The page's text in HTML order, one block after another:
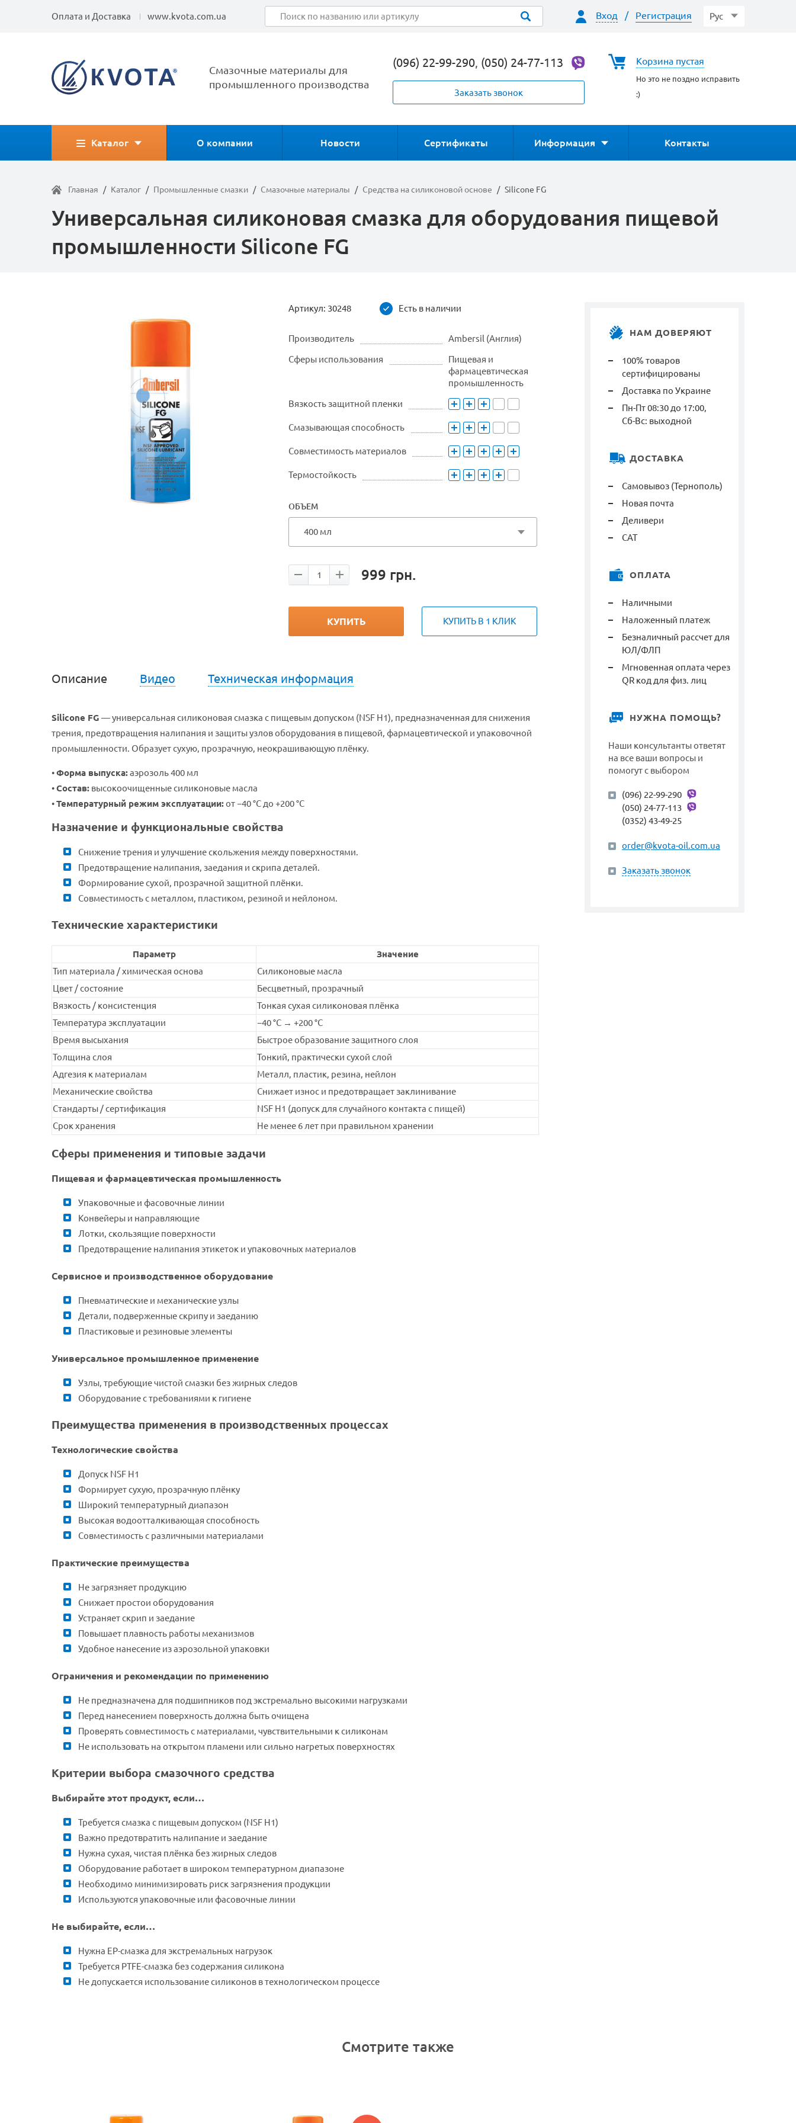
Оплата и Доставка www.kvota.com.ua Рус
Вход / Регистрация
Смазочные материалы для
промышленного производства
Корзина пустая
Но это не поздно исправить
:)
(096) 22-99-290, (050) 24-77-113
Заказать звонок
Каталог О компании Новости Сертификаты Информация Контакты
Главная / Каталог / Промышленные смазки / Смазочные материалы / Средства на силиконовой основе / Silicone FG
Универсальная силиконовая смазка для оборудования пищевой
промышленности Silicone FG
Артикул: 30248 Есть в наличии
Производитель Ambersil (Англия)
Сферы использования
Пищевая и
фармацевтическая
промышленность
Вязкость защитной пленки
Смазывающая способность
Совместимость материалов
Термостойкость
ОБЪЕМ
400 мл
999 грн.
КУПИТЬ КУПИТЬ В 1 КЛИК
Описание Видео Техническая информация
Silicone FG — универсальная силиконовая смазка с пищевым допуском (NSF H1), предназначенная для снижения
трения, предотвращения налипания и защиты узлов оборудования в пищевой, фармацевтической и упаковочной
промышленности. Образует сухую, прозрачную, неокрашивающую плёнку.
•Форма выпуска:аэрозоль 400 мл
•Состав: высокоочищенные силиконовые масла
•Температурный режим эксплуатации:от −40 °C до +200 °C
Назначение и функциональные свойства
Снижение трения и улучшение скольжения между поверхностями.
Предотвращение налипания, заедания и скрипа деталей.
Формирование сухой, прозрачной защитной плёнки.
Совместимость с металлом, пластиком, резиной и нейлоном.
Технические характеристики
Параметр
Значение
Тип материала / химическая основа
Силиконовые масла
Цвет / состояние
Бесцветный, прозрачный
Вязкость / консистенция
Тонкая сухая силиконовая плёнка
Температура эксплуатации
−40 °C → +200 °C
Время высыхания
Быстрое образование защитного слоя
Толщина слоя
Тонкий, практически сухой слой
Адгезия к материалам
Металл, пластик, резина, нейлон
Механические свойства
Снижает износ и предотвращает заклинивание
Стандарты / сертификация
NSF H1 (допуск для случайного контакта с пищей)
Срок хранения
Не менее 6 лет при правильном хранении
Сферы применения и типовые задачи
Пищевая и фармацевтическая промышленность
Упаковочные и фасовочные линии
Конвейеры и направляющие
Лотки, скользящие поверхности
Предотвращение налипания этикеток и упаковочных материалов
Сервисное и производственное оборудование
Пневматические и механические узлы
Детали, подверженные скрипу и заеданию
Пластиковые и резиновые элементы
Универсальное промышленное применение
Узлы, требующие чистой смазки без жирных следов
Оборудование с требованиями к гигиене
Преимущества применения в производственных процессах
Технологические свойства
Допуск NSF H1
Формирует сухую, прозрачную плёнку
Широкий температурный диапазон
Высокая водоотталкивающая способность
Совместимость с различными материалами
Практические преимущества
Не загрязняет продукцию
Снижает простои оборудования
Устраняет скрип и заедание
Повышает плавность работы механизмов
Удобное нанесение из аэрозольной упаковки
Ограничения и рекомендации по применению
Не предназначена для подшипников под экстремально высокими нагрузками
Перед нанесением поверхность должна быть очищена
Проверять совместимость с материалами, чувствительными к силиконам
Не использовать на открытом пламени или сильно нагретых поверхностях
Критерии выбора смазочного средства
Выбирайте этот продукт, если…
Требуется смазка с пищевым допуском (NSF H1)
Важно предотвратить налипание и заедание
Нужна сухая, чистая плёнка без жирных следов
Оборудование работает в широком температурном диапазоне
Необходимо минимизировать риск загрязнения продукции
Используются упаковочные или фасовочные линии
Не выбирайте, если…
Нужна EP-смазка для экстремальных нагрузок
Требуется PTFE-смазка без содержания силикона
Не допускается использование силиконов в технологическом процессе
НАМ ДОВЕРЯЮТ
100% товаров
сертифицированы
Доставка по Украине
Пн-Пт 08:30 до 17:00,
Сб-Вс: выходной
ДОСТАВКА
Самовывоз (Тернополь)
Новая почта
Деливери
САТ
ОПЛАТА
Наличными
Наложенный платеж
Безналичный рассчет для
ЮЛ/ФЛП
Мгновенная оплата через
QR код для физ. лиц
НУЖНА ПОМОЩЬ?
Наши консультанты ответят
на все ваши вопросы и
помогут с выбором
(096) 22-99-290
(050) 24-77-113
(0352) 43-49-25
order@kvota-oil.com.ua
Заказать звонок
Смотрите также